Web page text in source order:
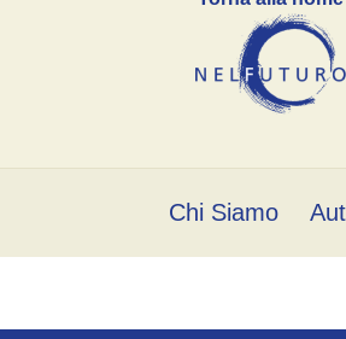
Chi Siamo